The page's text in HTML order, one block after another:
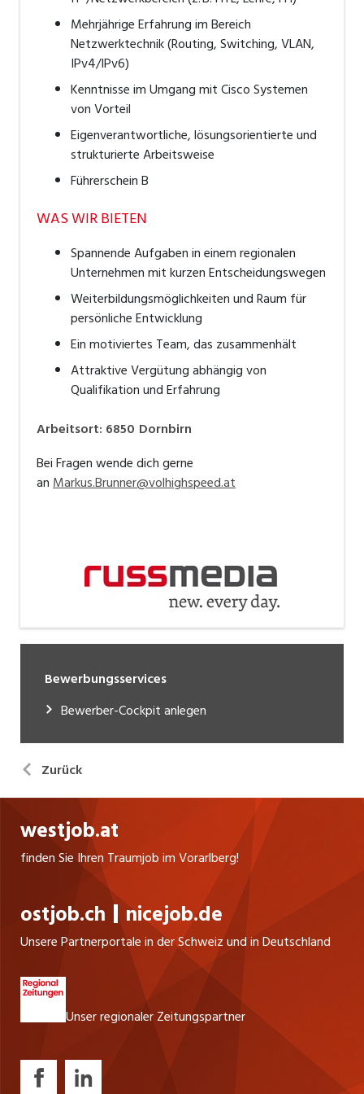
Mehrjährige Erfahrung im Bereich
Netzwerktechnik (Routing, Switching, VLAN,
IPv4/IPv6)
Kenntnisse im Umgang mit Cisco Systemen
von Vorteil
Eigenverantwortliche, lösungsorientierte und
strukturierte Arbeitsweise
Führerschein B
WAS WIR BIETEN
Spannende Aufgaben in einem regionalen
Unternehmen mit kurzen Entscheidungswegen
Weiterbildungsmöglichkeiten und Raum für
persönliche Entwicklung
Ein motiviertes Team, das zusammenhält
Attraktive Vergütung abhängig von
Qualifikation und Erfahrung
Arbeitsort: 6850 Dornbirn
Bei Fragen wende dich gerne
anMarkus.Brunner@volhighspeed.at
Bewerbungsservices
Bewerber-Cockpit anlegen
Zurück
westjob.at
finden Sie Ihren Traumjob im Vorarlberg!
ostjob.ch nicejob.de
Unsere Partnerportale in der Schweiz und in Deutschland
Unser regionaler Zeitungspartner